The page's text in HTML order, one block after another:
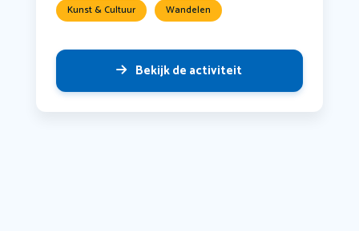
Kunst & Cultuur Wandelen
Bekijk de activiteit